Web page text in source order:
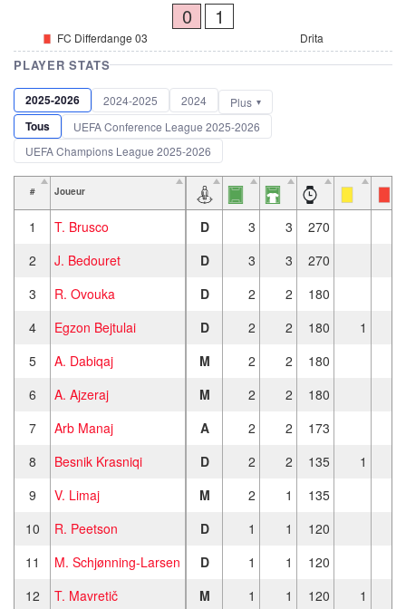
FC Differdange 03
0 1
Drita
PLAYER STATS
2025-2026 2024-2025 2024 Plus
Tous
UEFA Conference League 2025-2026
UEFA Champions League 2025-2026
# Joueur
1 T. Brusco D 3 3
270
2
J. Bedouret D 3 3
270
3
R. Ovouka D 2 2
180
4
Egzon Bejtulai D 2 2 180
1
5
A. Dabiqaj M 2 2
180
6
A. Ajzeraj M 2 2
180
7
Arb Manaj A 2 2
173
8
Besnik Krasniqi D 2 2 135
1
9
V. Limaj M 2 1
135
10
R. Peetson D 1 1
120
11
M. Schjønning-Larsen D 1 1
120
12
T. Mavretič M 1 1 120
1